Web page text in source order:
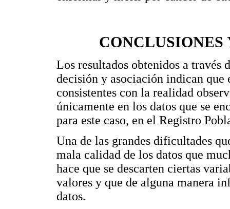
Los resultados obtenidos a través
decisión y asociación indican que
consistentes con la realidad
únicamente en los datos que se
para este caso, en el Registro
Una de las grandes dificultades
mala calidad de los datos que
hace que se descarten ciertas
valores y que de alguna manera
datos.